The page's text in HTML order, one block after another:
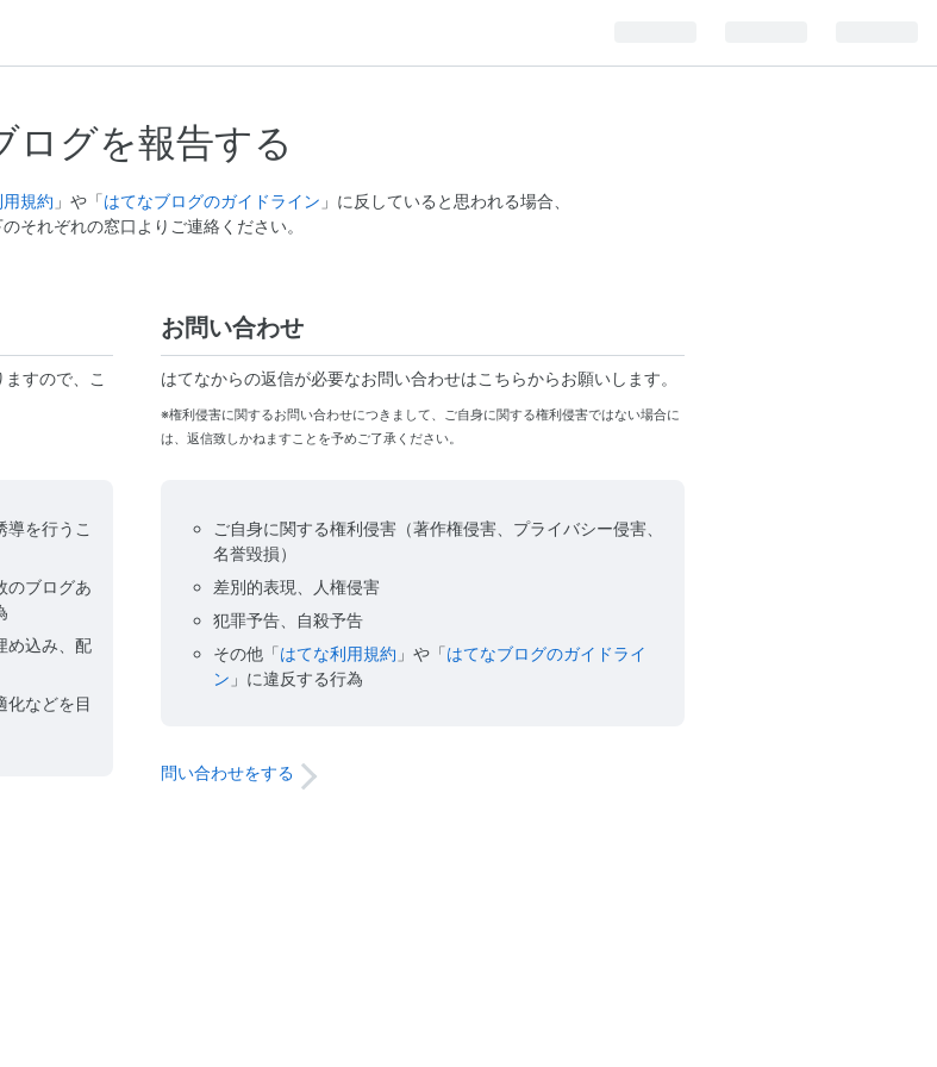
ログを報告する
規約 」や「はてなブログのガイドライン 」に反していると思われる場合、
それぞれの窓口よりご連絡ください。
すので、こ
を行うこ
のブログあ
め込み、配
化などを目
お問い合わせ
はてなからの返信が必要なお問い合わせはこちらからお願いします。
※権利侵害に関するお問い合わせにつきまして、ご自身に関する権利侵害ではない場合に
は、返信致しかねますことを予めご了承ください。
ご自身に関する権利侵害（著作権侵害、プライバシー侵害、
名誉毀損）
差別的表現、人権侵害
犯罪予告、自殺予告
その他「はてな利用規約 」や「はてなブログのガイドライ
ン 」に違反する行為
問い合わせをする